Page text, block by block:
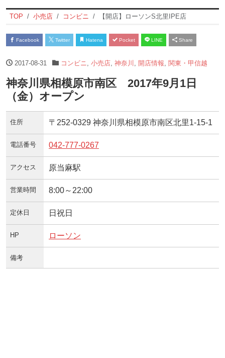
TOP 小売店 コンビニ 【開店】ローソンS北里IPE店
Facebook Twitter Hatena Pocket LINE Share
2017-08-31 コンビニ 小売店, 神奈川 開店情報 関東・甲信越
神奈川県相模原市南区 2017年9月1日
（金）オープン
住所 〒252-0329 神奈川県相模原市南区北里1‐15‐1
電話番号 042-777-0267
アクセス 原当麻駅
営業時間 8:00～22:00
定休日 日祝日
HP ローソン
備考